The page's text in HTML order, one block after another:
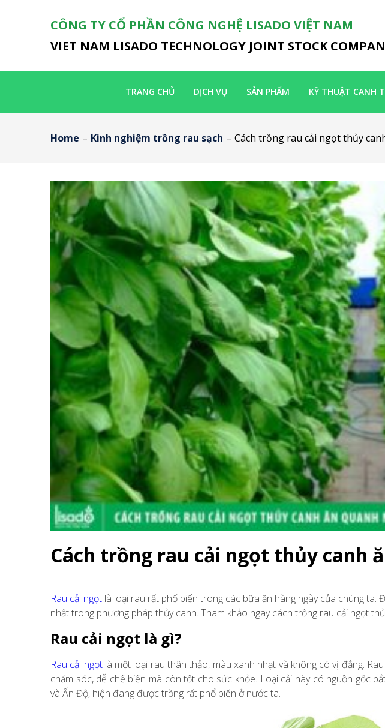
CÔNG TY CỔ PHẦN CÔNG NGHỆ LISADO VIỆT NAM
VIET NAM LISADO TECHNOLOGY JOINT STOCK
TRANG CHỦ DỊCH VỤ SẢN PHẨM KỸ THUẬT CANH
Home – Kinh nghiệm trồng rau sạch – Cách trồng rau cải ngọt thủy
Cách trồng rau cải ngọt thủy canh
Rau cải ngọt là loại rau rất phổ biến trong các bữa ăn hàng ngày của chúng ta.
nhất trong phương pháp thủy canh. Tham khảo ngay cách trồng rau cải ngọt
Rau cải ngọt là gì?
Rau cải ngọtlà một loại rau thân thảo, màu xanh nhạt và không có vị đắng.
chăm sóc, dễ chế biến mà còn tốt cho sức khỏe. Loại cải này có nguồn gốc
và Ấn Độ, hiện đang được trồng rất phổ biến ở nước ta.